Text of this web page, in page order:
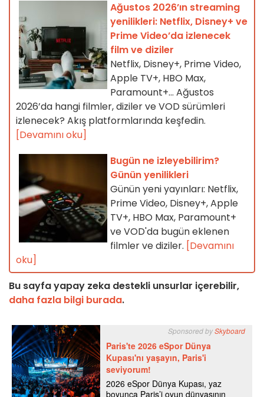
Ağustos 2026’ın streaming
yenilikleri: Netflix, Disney+ ve
Prime Video’da izlenecek
film ve diziler
Netflix, Disney+, Prime Video,
Apple TV+, HBO Max,
Paramount+… Ağustos
2026’da hangi filmler, diziler ve VOD sürümleri
izlenecek? Akış platformlarında keşfedin.
[Devamını oku]
Bugün ne izleyebilirim?
Günün yenilikleri
Günün yeni yayınları: Netflix,
Prime Video, Disney+, Apple
TV+, HBO Max, Paramount+
ve VOD'da bugün eklenen
filmler ve diziler. [Devamını
oku]
Bu sayfa yapay zeka destekli unsurlar içerebilir,
daha fazla bilgi burada.